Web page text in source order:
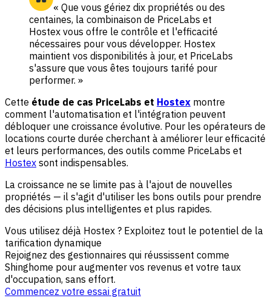
« Que vous gériez dix propriétés ou des
centaines, la combinaison de PriceLabs et
Hostex vous offre le contrôle et l'efficacité
nécessaires pour vous développer. Hostex
maintient vos disponibilités à jour, et PriceLabs
s'assure que vous êtes toujours tarifé pour
performer. »
Cette étude de cas PriceLabs et Hostex montre
comment l'automatisation et l'intégration peuvent
débloquer une croissance évolutive. Pour les opérateurs de
locations courte durée cherchant à améliorer leur efficacité
et leurs performances, des outils comme PriceLabs et
Hostex sont indispensables.
La croissance ne se limite pas à l'ajout de nouvelles
propriétés — il s'agit d'utiliser les bons outils pour prendre
des décisions plus intelligentes et plus rapides.
Vous utilisez déjà Hostex ? Exploitez tout le potentiel de la
tarification dynamique
Rejoignez des gestionnaires qui réussissent comme
Shinghome pour augmenter vos revenus et votre taux
d'occupation, sans effort.
Commencez votre essai gratuit